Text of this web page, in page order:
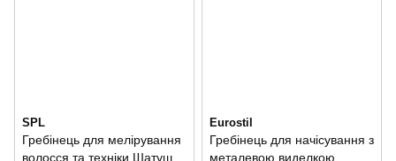
SPL
Гребінець для мелірування
волосся та техніки Шатуш
Eurostil
Гребінець для начісування з
металевою виделкою